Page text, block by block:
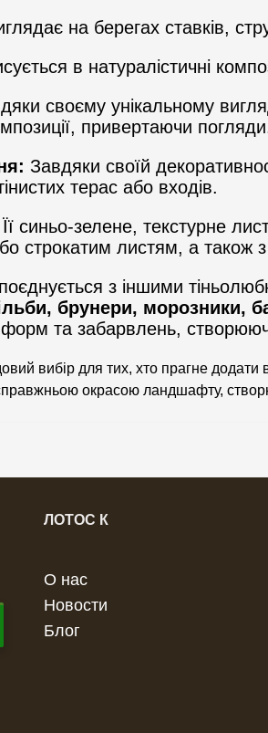
на берегах ставків,
в натуралістичні
своєму унікальному
привертаючи
Завдяки своїй
терас або входів.
Її синьо-зелене, текстурне
строкатим листям, а також
з іншими
брунери, морозники,
форм та забарвлень,
вибір для тих, хто прагне додати
окрасою ландшафту,
ЛОТОС К
О нас
Новости
Блог